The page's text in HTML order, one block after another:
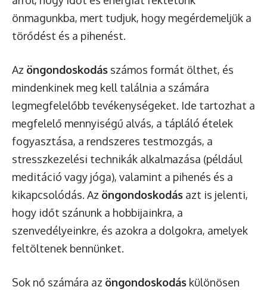
önmagunkba, mert tudjuk, hogy megérdemeljük a
törődést és a pihenést.
Az öngondoskodás számos formát ölthet, és
mindenkinek meg kell találnia a számára
legmegfelelőbb tevékenységeket. Ide tartozhat a
megfelelő mennyiségű alvás, a tápláló ételek
fogyasztása, a rendszeres testmozgás, a
stresszkezelési technikák alkalmazása (például
meditáció vagy jóga), valamint a pihenés és a
kikapcsolódás. Az öngondoskodás azt is jelenti,
hogy időt szánunk a hobbijainkra, a
szenvedélyeinkre, és azokra a dolgokra, amelyek
feltöltenek bennünket.
Sok nő számára az öngondoskodás különösen